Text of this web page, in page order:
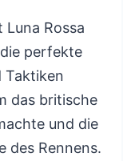
Rossa
die perfekte
Taktiken
das britische
und die
des Rennens.